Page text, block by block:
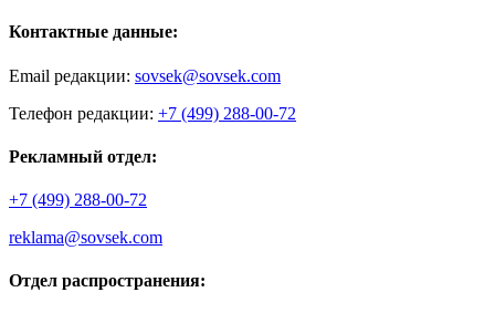
Контактные данные:
Email редакции: sovsek@sovsek.com
Телефон редакции: +7 (499) 288-00-72
Рекламный отдел:
+7 (499) 288-00-72
reklama@sovsek.com
Отдел распространения: